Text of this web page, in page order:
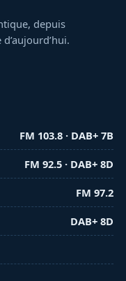
depuis
FM 103.8 · DAB+ 7B
FM 92.5 · DAB+ 8D
FM 97.2
DAB+ 8D